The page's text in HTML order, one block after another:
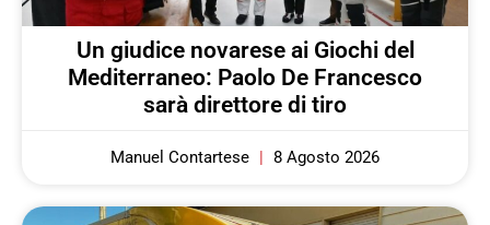
Un giudice novarese ai Giochi del
Mediterraneo: Paolo De Francesco
sarà direttore di tiro
Manuel Contartese 8 Agosto 2026